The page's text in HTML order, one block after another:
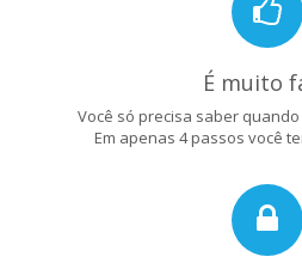
É muito
Você só precisa saber
Em apenas 4 passos você